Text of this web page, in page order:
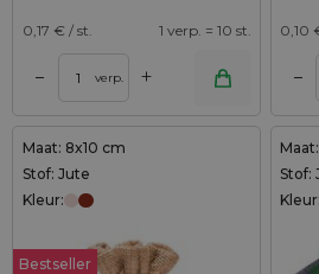
0,17 € / st. 1 verp. = 10 st.
– verp. +
0,10
–
Maat: 8x10 cm
Stof: Jute
Kleur:
Bestseller
Stof: